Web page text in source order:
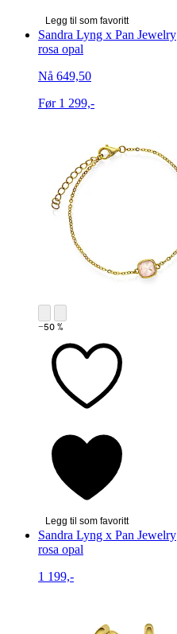
Legg til som favoritt
Sandra Lyng x Pan Jewelry
rosa opal
Nå 649,50
Før 1 299,-
−50 %
Legg til som favoritt
Sandra Lyng x Pan Jewelry
rosa opal
1 199,-